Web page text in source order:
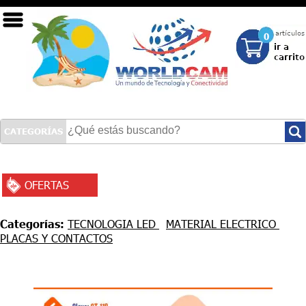
0
CATEGORÍAS
INICIO
REDES
COMPUTACIÓN
OFERTAS
Categorías: TECNOLOGIA LED
MATERIAL ELECTRICO
PLACAS Y CONTACTOS